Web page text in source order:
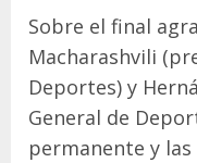
Sobre el final
Macharashvili
Deportes) y
General de
permanente y